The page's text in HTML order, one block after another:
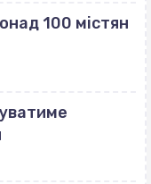
100 містян